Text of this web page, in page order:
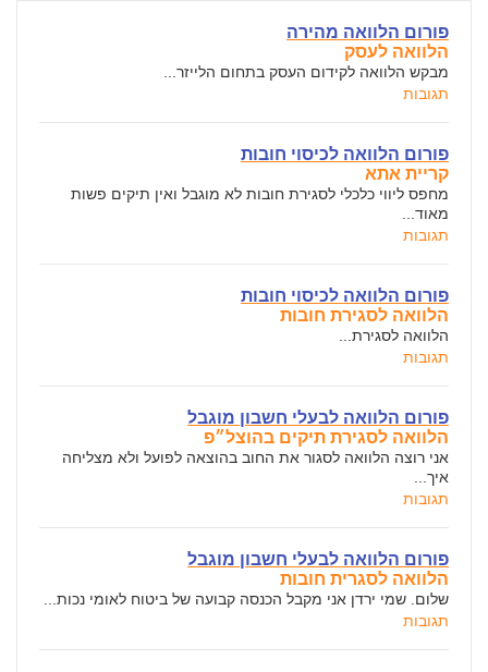
פורום הלוואה מהירה
הלוואה לעסק
מבקש הלוואה לקידום העסק בתחום הלייזר...
תגובות
פורום הלוואה לכיסוי חובות
קריית אתא
מחפס ליווי כלכלי לסגירת חובות לא מוגבל ואין תיקים פשות
מאוד...
תגובות
פורום הלוואה לכיסוי חובות
הלוואה לסגירת חובות
הלוואה לסגירת...
תגובות
פורום הלוואה לבעלי חשבון מוגבל
הלוואה לסגירת תיקים בהוצל״פ
אני רוצה הלוואה לסגור את החוב בהוצאה לפועל ולא מצליחה
איך...
תגובות
פורום הלוואה לבעלי חשבון מוגבל
הלוואה לסגרית חובות
שלום. שמי ירדן אני מקבל הכנסה קבועה של ביטוח לאומי נכות...
תגובות